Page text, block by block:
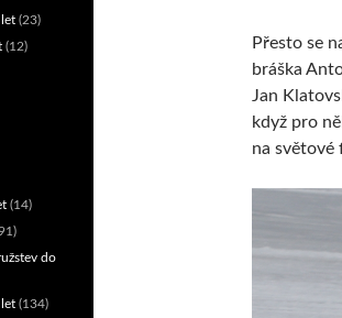
Přesto se
bráška
Jan
když pro
na světové
let (23)
(12)
(14)
do
(134)